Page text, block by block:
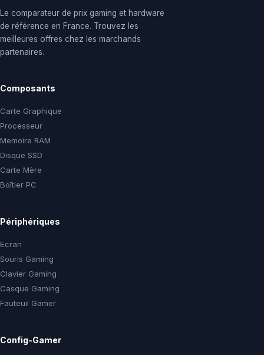
Le comparateur de prix gaming et hardware
de référence en France. Trouvez les
meilleures offres chez les marchands
partenaires.
Composants
Carte Graphique
Processeur
Memoire RAM
Disque SSD
Carte Mère
Boîtier PC
Périphériques
Ecran
Souris Gaming
Clavier Gaming
Casque Gaming
Fauteuil Gamer
Config-Gamer